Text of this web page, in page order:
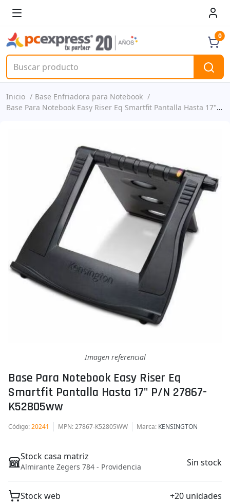
0
Inicio
Base Enfriadora para Notebook
Base Para Notebook Easy Riser Eq Smartfit Pantalla Hasta 17" P/n 27867-k52805ww
Imagen referencial
Base Para Notebook Easy Riser Eq
Smartfit Pantalla Hasta 17" P/n 27867-
K52805ww
Código:20241 MPN: 27867-K52805WW Marca: KENSINGTON
Stock casa matriz
Almirante Zegers 784 - Providencia Sin stock
Stock web +20 unidades